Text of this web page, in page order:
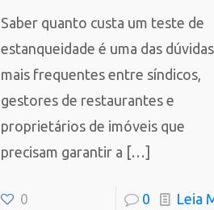
Saber quanto custa um teste de
estanqueidade é uma das dúvidas
mais frequentes entre síndicos,
gestores de restaurantes e
proprietários de imóveis que
precisam garantir a […]
0 0 Leia